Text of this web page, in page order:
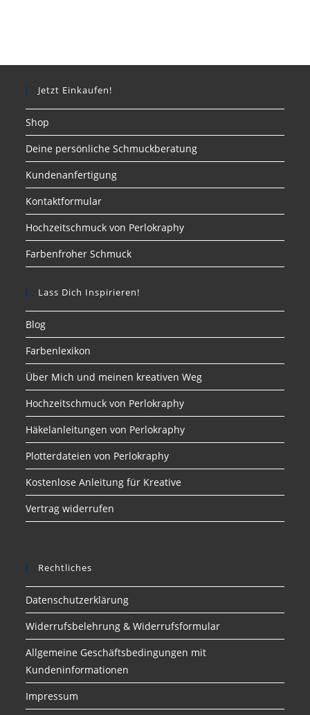
Jetzt Einkaufen!
Shop
Deine persönliche Schmuckberatung
Kundenanfertigung
Kontaktformular
Hochzeitschmuck von Perlokraphy
Farbenfroher Schmuck
Lass Dich Inspirieren!
Blog
Farbenlexikon
Über Mich und meinen kreativen Weg
Hochzeitschmuck von Perlokraphy
Häkelanleitungen von Perlokraphy
Plotterdateien von Perlokraphy
Kostenlose Anleitung für Kreative
Vertrag widerrufen
Rechtliches
Datenschutzerklärung
Widerrufsbelehrung & Widerrufsformular
Allgemeine Geschäftsbedingungen mit
Kundeninformationen
Impressum